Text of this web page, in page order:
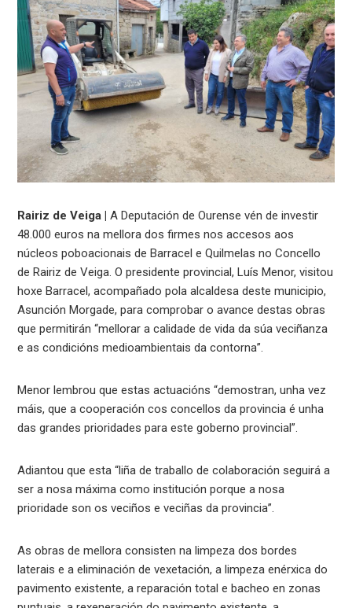
Rairiz de Veiga | A Deputación de Ourense vén de investir
48.000 euros na mellora dos firmes nos accesos aos
núcleos poboacionais de Barracel e Quilmelas no Concello
de Rairiz de Veiga. O presidente provincial, Luís Menor, visitou
hoxe Barracel, acompañado pola alcaldesa deste municipio,
Asunción Morgade, para comprobar o avance destas obras
que permitirán “mellorar a calidade de vida da súa veciñanza
e as condicións medioambientais da contorna”.
Menor lembrou que estas actuacións “demostran, unha vez
máis, que a cooperación cos concellos da provincia é unha
das grandes prioridades para este goberno provincial”.
Adiantou que esta “liña de traballo de colaboración seguirá a
ser a nosa máxima como institución porque a nosa
prioridade son os veciños e veciñas da provincia”.
As obras de mellora consisten na limpeza dos bordes
laterais e a eliminación de vexetación, a limpeza enérxica do
pavimento existente, a reparación total e bacheo en zonas